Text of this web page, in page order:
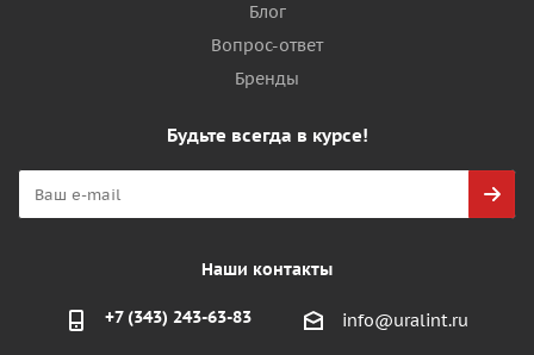
Блог
Вопрос-ответ
Бренды
Будьте всегда в курсе!
Наши контакты
+7 (343) 243-63-83 info@uralint.ru